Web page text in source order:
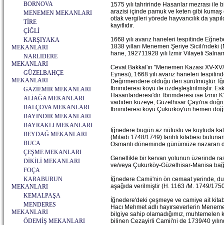
BORNOVA
MENEMEN MEKANLARI
TİRE
ÇİĞLİ
KARŞIYAKA
MEKANLARI
NARLIDERE
MEKANLARI
GÜZELBAHÇE
MEKANLARI
GAZİEMİR MEKANLARI
ALİAĞA MEKANLARI
BALÇOVA MEKANLARI
BAYINDIR MEKANLARI
BAYRAKLI MEKANLARI
BEYDAĞ MEKANLARI
BUCA
ÇEŞME MEKANLARI
DİKİLİ MEKANLARI
FOÇA
KARABURUN
MEKANLARI
KEMALPAŞA
MENDERES
MEKANLARI
ÖDEMİŞ MEKANLARI
1575 yılı tahririnde Hasanlar mezrası
arazisi içinde pamuk ve keten gibi
otlak vergileri yörede hayvancılık da
kayıtlıdır.
1668 yılı avarız haneleri tespitinde
1838 yılları Menemen Şeriye Sicili'ndeki
hane, 192711928 yılı İzmir Vilayeti
Cevat Bakkal'ın "Menemen Kazası XV-
Eynesi), 1668 yılı avarız haneleri
Değirmendere olduğu ileri sürülmüştür.
İbrimderesi köyü ile özdeşleştirilmiştir.
Hasanlarderesi'dir. İbrimderesi ise İzmir
vadiden kuzeye, Güzelhisar Çayı'na
İbriınderesi köyü Çukurköy'ün hemen
İğnedere bugün az nüfuslu ve kuytuda
(Miladi 1748/1749) tarihli kitabesi
Osmanlı döneminde günümüze
Genellikle bir kervan yolunun üzerinde
ve/veya Çukurköy-Güzelhisar-Manisa
İğnedere Camii'nin ön cemaat yerinde,
aşağıda verilmiştir (H. 1163 /M. 1749/
İğnedere'deki çeşmeye ve camiye ait
Hacı Mehmet adlı hayırseverlerin
bilgiye sahip olamadığımız,
bilinen Cezayirli Camii'ni de 1739/40